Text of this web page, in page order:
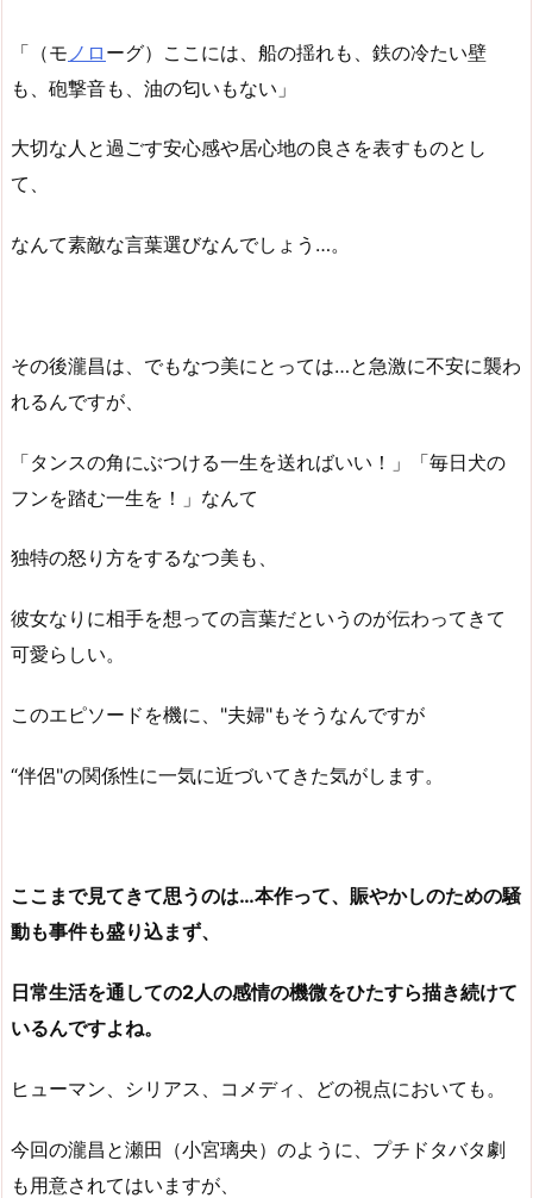
「（モ ノロ ーグ）ここには、船の揺れも、鉄の冷たい壁
も、砲撃音も、油の匂いもない」
大切な人と過ごす安心感や居心地の良さを表すものとし
て、
なんて素敵な言葉選びなんでしょう…。
その後瀧昌は、でもなつ美にとっては…と急激に不安に襲わ
れるんですが、
「タンスの角にぶつける一生を送ればいい！」「毎日犬の
フンを踏む一生を！」なんて
独特の怒り方をするなつ美も、
彼女なりに相手を想っての言葉だというのが伝わってきて
可愛らしい。
このエピソードを機に、"夫婦"もそうなんですが
“伴侶"の関係性に一気に近づいてきた気がします。
ここまで見てきて思うのは…本作って、賑やかしのための騒
動も事件も盛り込まず、
日常生活を通しての2人の感情の機微をひたすら描き続けて
いるんですよね。
ヒューマン、シリアス、コメディ、どの視点においても。
今回の瀧昌と瀬田（小宮璃央）のように、プチドタバタ劇
も用意されてはいますが、